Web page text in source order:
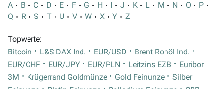
A
B C D E F G H I J K L M N O
P
Q
R S T U V W X Y Z
Topwerte:
Bitcoin
L&S DAX Ind. EUR/USD
Brent Rohöl Ind.
EUR/CHF
EUR/JPY EUR/PLN Leitzins EZB
Euribor
3M
Krügerrand Goldmünze Gold Feinunze
Silber